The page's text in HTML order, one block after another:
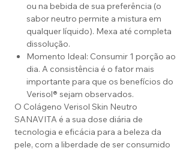
ou na bebida de sua preferência (o
sabor neutro permite a mistura em
qualquer líquido). Mexa até completa
dissolução.
Momento Ideal: Consumir 1 porção ao
dia. A consistência é o fator mais
importante para que os benefícios do
Verisol® sejam observados.
O Colágeno Verisol Skin Neutro
SANAVITA é a sua dose diária de
tecnologia e eficácia para a beleza da
pele, com a liberdade de ser consumido